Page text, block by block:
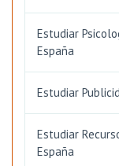
Estudiar
España
Estudiar
Estudiar
España